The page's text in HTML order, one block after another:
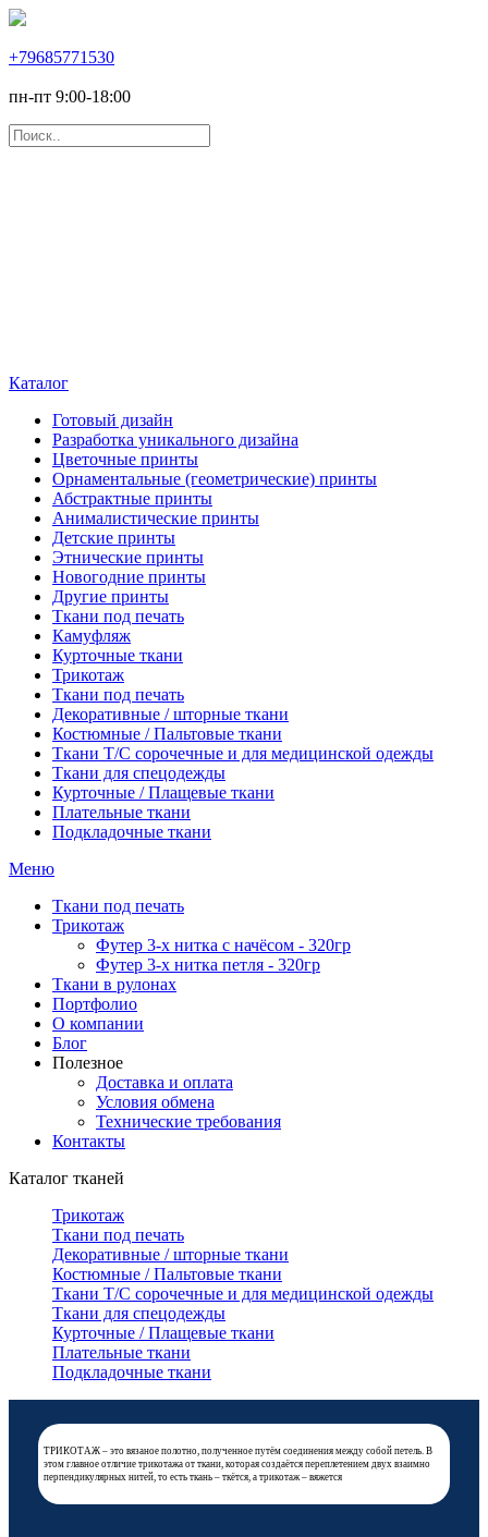
+79685771530
пн-пт 9:00-18:00
Каталог
Готовый дизайн
Разработка уникального дизайна
Цветочные принты
Орнаментальные (геометрические) принты
Абстрактные принты
Анималистические принты
Детские принты
Этнические принты
Новогодние принты
Другие принты
Ткани под печать
Камуфляж
Курточные ткани
Трикотаж
Ткани под печать
Декоративные / шторные ткани
Костюмные / Пальтовые ткани
Ткани Т/С сорочечные и для медицинской одежды
Ткани для спецодежды
Курточные / Плащевые ткани
Плательные ткани
Подкладочные ткани
Меню
Ткани под печать
Трикотаж
Футер 3-х нитка с начёсом - 320гр
Футер 3-х нитка петля - 320гр
Ткани в рулонах
Портфолио
О компании
Блог
Полезное
Доставка и оплата
Условия обмена
Технические требования
Контакты
Каталог тканей
Трикотаж
Ткани под печать
Декоративные / шторные ткани
Костюмные / Пальтовые ткани
Ткани Т/С сорочечные и для медицинской одежды
Ткани для спецодежды
Курточные / Плащевые ткани
Плательные ткани
Подкладочные ткани
ТРИКОТАЖ – это вязаное полотно, полученное путём соединения между собой петель. В
этом главное отличие трикотажа от ткани, которая создаётся переплетением двух взаимно
перпендикулярных нитей, то есть ткань – ткётся, а трикотаж – вяжется